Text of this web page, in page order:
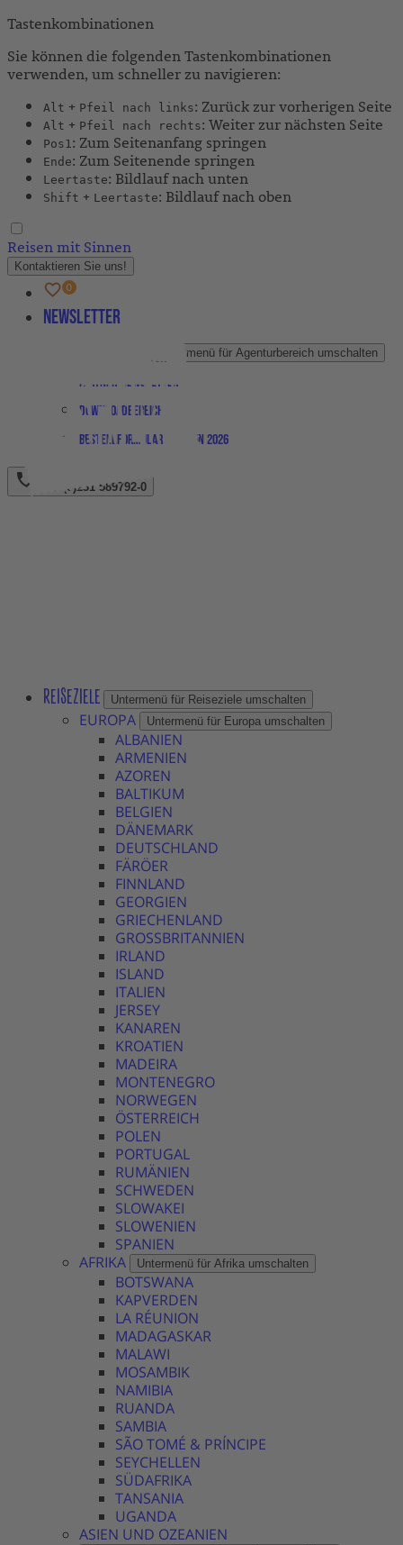
Tastenkombinationen
Sie können die folgenden Tastenkombinationen
verwenden, um schneller zu navigieren:
Alt + Pfeil nach links: Zurück zur vorherigen Seite
Alt + Pfeil nach rechts: Weiter zur nächsten Seite
Pos1: Zum Seitenanfang springen
Ende: Zum Seitenende springen
Leertaste: Bildlauf nach unten
Shift + Leertaste: Bildlauf nach oben
Reisen mit Sinnen
Kontaktieren Sie uns!
Newsletter
Untermenü für Agenturbereich umschalten
Downloadbereich
Bestellformular Magazin 2026
+49 (0)231 589792-0
REISEZIELE Untermenü für Reiseziele umschalten
EUROPA Untermenü für Europa umschalten
ALBANIEN
ARMENIEN
AZOREN
BALTIKUM
BELGIEN
DÄNEMARK
DEUTSCHLAND
FÄRÖER
FINNLAND
GEORGIEN
GRIECHENLAND
GROSSBRITANNIEN
IRLAND
ISLAND
ITALIEN
JERSEY
KANAREN
KROATIEN
MADEIRA
MONTENEGRO
NORWEGEN
ÖSTERREICH
POLEN
PORTUGAL
RUMÄNIEN
SCHWEDEN
SLOWAKEI
SLOWENIEN
SPANIEN
AFRIKA
Untermenü für Afrika umschalten
BOTSWANA
KAPVERDEN
LA RÉUNION
MADAGASKAR
MALAWI
MOSAMBIK
NAMIBIA
RUANDA
SAMBIA
SÃO TOMÉ & PRÍNCIPE
SEYCHELLEN
SÜDAFRIKA
TANSANIA
UGANDA
ASIEN UND OZEANIEN